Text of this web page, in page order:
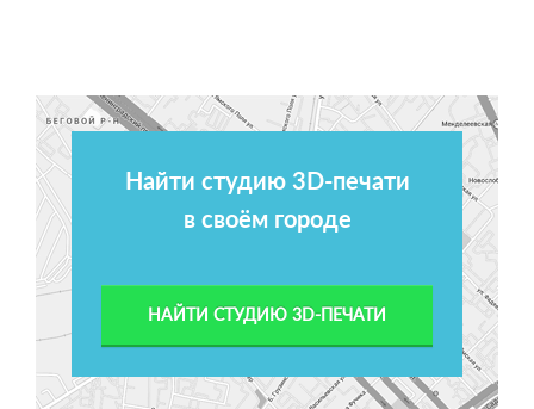
Найти студию 3D-печати
в своём городе
НАЙТИ СТУДИЮ 3D-ПЕЧАТИ